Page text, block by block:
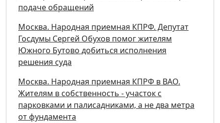
подаче обращений
Москва. Народная приемная КПРФ. Депутат
Госдумы Сергей Обухов помог жителям
Южного Бутово добиться исполнения
решения суда
Москва. Народная приемная КПРФ в ВАО.
Жителям в собственность - участок с
парковками и палисадниками, а не два метра
от фундамента